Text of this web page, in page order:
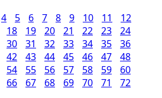
4 5 6 7 8 9 10 11
12
18 19 20 21 22 23
24
30 31 32 33 34 35
36
42 43 44 45 46 47
48
54 55 56 57 58 59
60
66 67 68 69 70 71
72